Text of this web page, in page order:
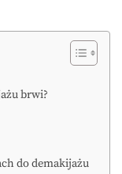
brwi?
do demakijażu